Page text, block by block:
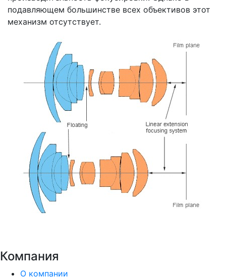
подавляющем большинстве всех объективов этот
механизм отсутствует.
Компания
О компании